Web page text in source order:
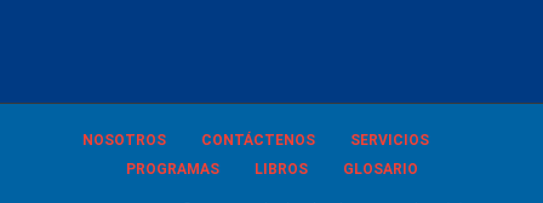
NOSOTROS CONTÁCTENOS
SERVICIOS
PROGRAMAS
LIBROS GLOSARIO